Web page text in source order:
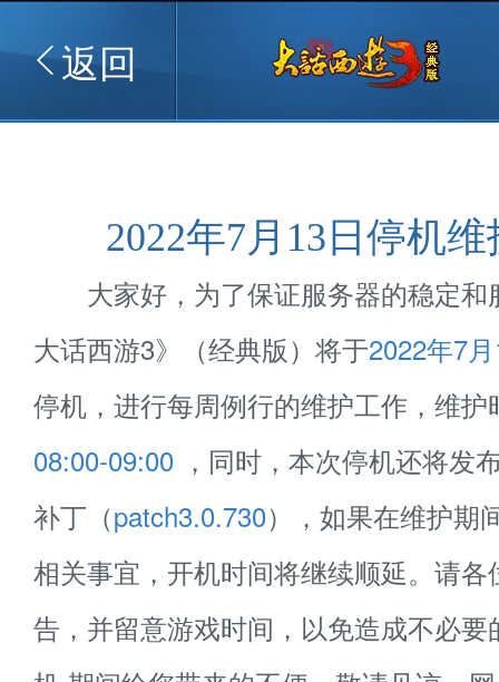
返回
2022年7月13日停机
大家好，为了保证服务器的稳定和
大话西游3》（经典版）将于2022年7
停机，进行每周例行的维护工作，维护
08:00-09:00 ，同时，本次停机还将发
补丁（patch3.0.730），如果在维护期
相关事宜，开机时间将继续顺延。请各
告，并留意游戏时间，以免造成不必